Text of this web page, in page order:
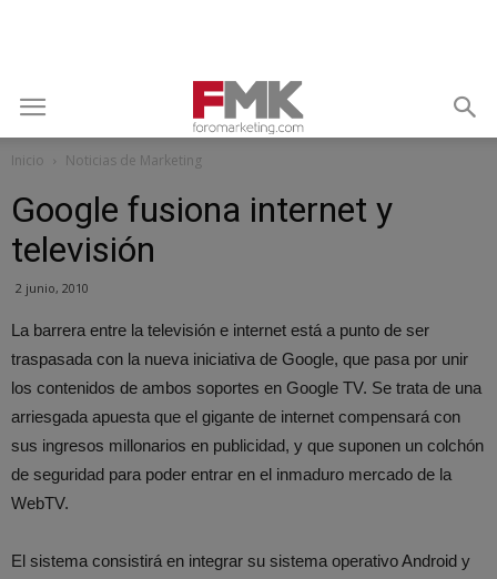
Inicio Noticias de Marketing
Google fusiona internet y
televisión
2 junio, 2010
La barrera entre la televisión e internet está a punto de ser
traspasada con la nueva iniciativa de Google, que pasa por unir
los contenidos de ambos soportes en Google TV. Se trata de una
arriesgada apuesta que el gigante de internet compensará con
sus ingresos millonarios en publicidad, y que suponen un colchón
de seguridad para poder entrar en el inmaduro mercado de la
WebTV.
El sistema consistirá en integrar su sistema operativo Android y